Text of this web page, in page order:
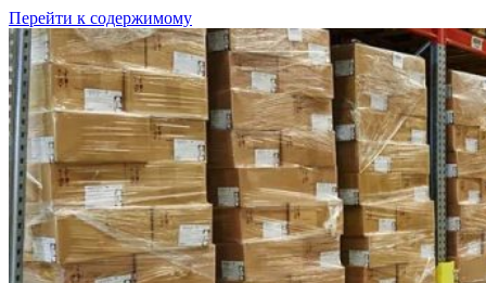
Перейти к содержимому